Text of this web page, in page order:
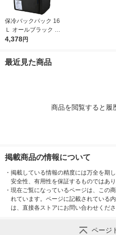
保冷バックパック 16
Ｌ オールブラック RF
P-016 ALB 1個 保冷バ
4,378円
最近見た商品
商品を閲覧すると履
掲載商品の情報について
・ 掲載している情報の精度には万全を期
安全性、有用性を保証するものではあり
・ 現在ご覧になっているページは、この
れています。ページに記載されている
は、直接各ストアにお問い合わせくださ
ページ